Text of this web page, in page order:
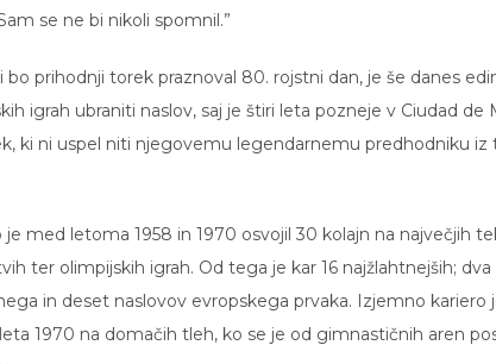
se ne bi nikoli spomnil.”
bo prihodnji torek praznoval 80. rojstni dan, je še danes
igrah ubraniti naslov, saj je štiri leta pozneje v Ciudad
ki ni uspel niti njegovemu legendarnemu predhodniku
je med letoma 1958 in 1970 osvojil 30 kolajn na največjih
ter olimpijskih igrah. Od tega je kar 16 najžlahtnejših;
in deset naslovov evropskega prvaka. Izjemno kariero
1970 na domačih tleh, ko se je od gimnastičnih aren